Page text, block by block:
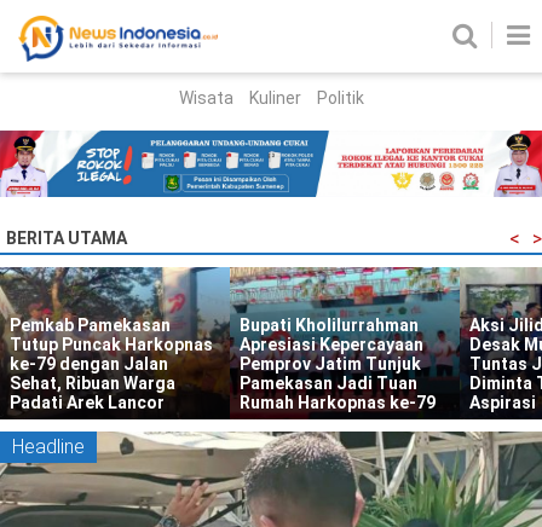
Parlemen
News Madura Regional
Nasional
Peristiwa
Hukum Kriminal
Korupsi
Wisata Kuliner Politik
BERITA UTAMA
Bupati Kholilurrahman
Apresiasi Kepercayaan
Pemprov Jatim Tunjuk
Pamekasan Jadi Tuan
Rumah Harkopnas ke-79
Aksi Jilid III, FORMATUR
Desak Mutasi Jabatan
Tuntas Juli; Bupati
Diminta Tindak Lanjuti
Aspirasi
PT
BULOG
< >
Headline